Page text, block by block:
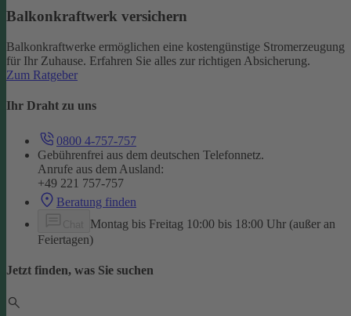
Balkonkraftwerk versichern
Balkonkraftwerke ermöglichen eine kostengünstige Stromerzeugung
für Ihr Zuhause. Erfahren Sie alles zur richtigen Absicherung.
Zum Ratgeber
Ihr Draht zu uns
0800 4-757-757
Gebührenfrei aus dem deutschen Telefonnetz.
Anrufe aus dem Ausland:
+49 221 757-757
Beratung finden
Montag bis Freitag 10:00 bis 18:00 Uhr (außer an
Feiertagen)
Jetzt finden, was Sie suchen